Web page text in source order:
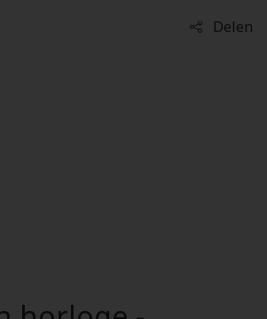
Delen